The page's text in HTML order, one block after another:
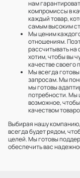
нам
компромиссы в
каждый товар,
самым высоким
Мы ценим
отношениям.
рассчитывать на
хотим, чтобы вы
качестве своего
Мы всегда
запросам. Мы
мы готовы
потребности. Мы
возможное,
качеством
Выбирая нашу
всегда будет рядом,
целей. Мы готовы
обеспечить вас